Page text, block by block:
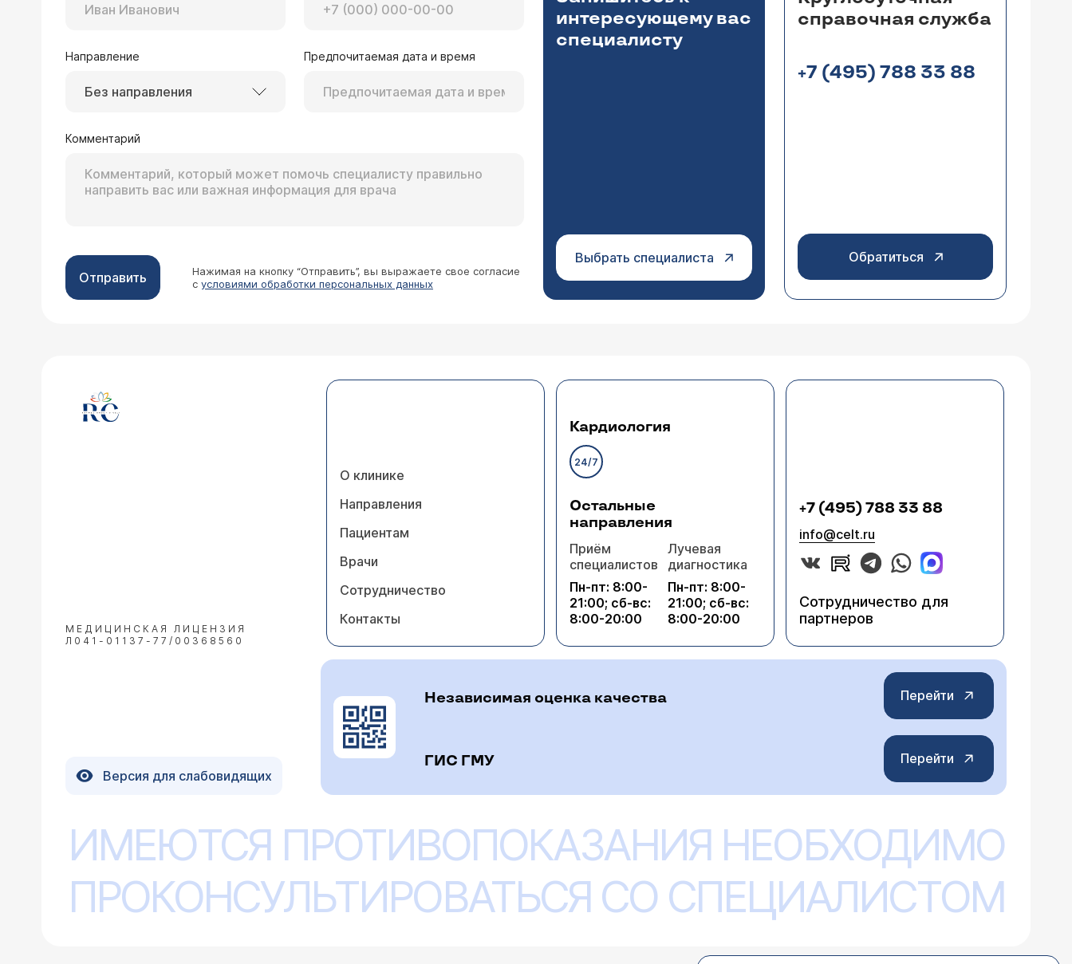
Направление
Без направления
Предпочитаемая дата и время
Комментарий
Отправить
Нажимая на кнопку “Отправить”, вы выражаете свое согласие
с условиями обработки персональных данных
интересующему вас
специалисту
Выбрать специалиста
справочная служба
+7 (495) 788 33 88
Обратиться
МЕДИЦИНСКАЯ ЛИЦЕНЗИЯ
Л041-01137-77/00368560
О клинике
Направления
Пациентам
Врачи
Сотрудничество
Контакты
Кардиология
24/7
Остальные
направления
Приём
специалистов
Пн-пт: 8:00-
21:00; сб-вс:
8:00-20:00
Лучевая
диагностика
Пн-пт: 8:00-
21:00; сб-вс:
8:00-20:00
+7 (495) 788 33 88
info@celt.ru
Сотрудничество для
партнеров
Версия для слабовидящих
Независимая оценка качества Перейти
ГИС ГМУ Перейти
ИМЕЮТСЯ ПРОТИВОПОКАЗАНИЯ НЕОБХОДИМО
ПРОКОНСУЛЬТИРОВАТЬСЯ СО СПЕЦИАЛИСТОМ